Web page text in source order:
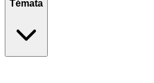
Témata